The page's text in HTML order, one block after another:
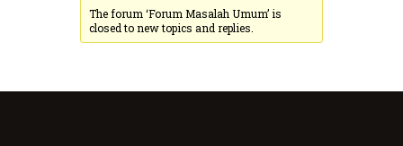
The forum ‘Forum Masalah Umum’ is
closed to new topics and replies.